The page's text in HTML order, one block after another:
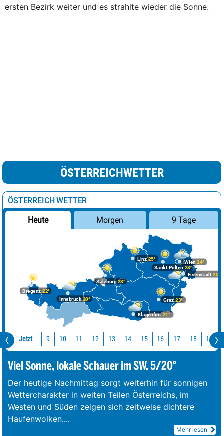
ersten Bezirk weiter und es strahlte wieder die Sonne.
ÖSTERREICHWETTER
ÖSTERREICH WETTER
Heute Morgen 9 Tage
Bregenz22°
Graz23°
Innsbruck20°
Klagenfurt 21°
Linz25°
Salzburg23°
Wien 24°
Eisenstadt 25°
Sankt Pölten 23°
Jetzt 9 10 11 12 13 14 15 16 17 18 19
Viel Sonne, lokale Schauer im SW. 5/20°
Der heutige Nachmittag sorgt weiterhin für sonnigen
Wettercharakter in weiten Teilen Österreichs, im
Westen und Süden zeigen sich zeitweise dichtere
Haufenwolken....
Mehr lesen